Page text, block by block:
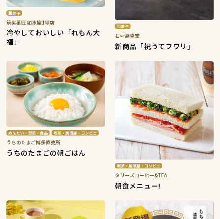
和菓子
筑紫菓匠 如水庵1号店
冷やしておいしい「れもん大
福」
和菓子
石村萬盛堂
新商品「祝うてフワリ」
めんたい・惣菜・食品 喫茶・居酒屋・コンビニ
うちのたまご博多直売所
うちのたまごの朝ごはん
喫茶・居酒屋・コンビニ
タリーズコーヒー&TEA
朝食メニュー!